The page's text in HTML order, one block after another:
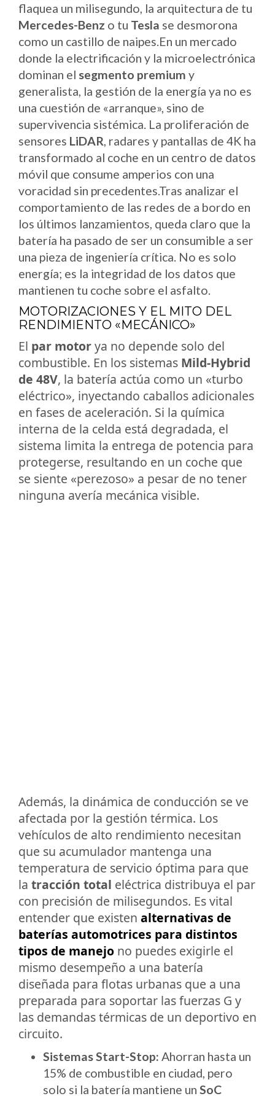
flaquea un milisegundo, la arquitectura de tu
Mercedes-Benz o tu Tesla se desmorona
como un castillo de naipes.En un mercado
donde la electrificación y la microelectrónica
dominan el segmento premium y
generalista, la gestión de la energía ya no es
una cuestión de «arranque», sino de
supervivencia sistémica. La proliferación de
sensores LiDAR, radares y pantallas de 4K ha
transformado al coche en un centro de datos
móvil que consume amperios con una
voracidad sin precedentes.Tras analizar el
comportamiento de las redes de a bordo en
los últimos lanzamientos, queda claro que la
batería ha pasado de ser un consumible a ser
una pieza de ingeniería crítica. No es solo
energía; es la integridad de los datos que
mantienen tu coche sobre el asfalto.
MOTORIZACIONES Y EL MITO DEL
RENDIMIENTO «MECÁNICO»
El par motorya no depende solo del
combustible. En los sistemas Mild-Hybrid
de 48V, la batería actúa como un «turbo
eléctrico», inyectando caballos adicionales
en fases de aceleración. Si la química
interna de la celda está degradada, el
sistema limita la entrega de potencia para
protegerse, resultando en un coche que
se siente «perezoso» a pesar de no tener
ninguna avería mecánica visible.
Además, la dinámica de conducción se ve
afectada por la gestión térmica. Los
vehículos de alto rendimiento necesitan
que su acumulador mantenga una
temperatura de servicio óptima para que
la tracción total eléctrica distribuya el par
con precisión de milisegundos. Es vital
entender que existen alternativas de
baterías automotrices para distintos
tipos de manejo no puedes exigirle el
mismo desempeño a una batería
diseñada para flotas urbanas que a una
preparada para soportar las fuerzas G y
las demandas térmicas de un deportivo en
circuito.
Sistemas Start-Stop: Ahorran hasta un
15% de combustible en ciudad, pero
solo si la batería mantiene un SoC